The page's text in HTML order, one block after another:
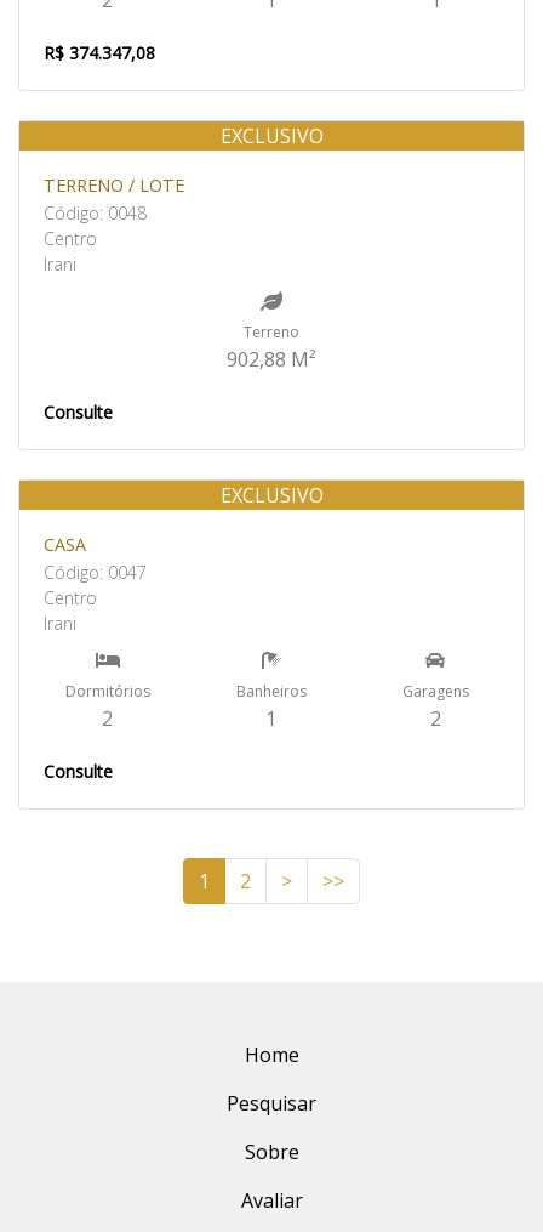
R$ 374.347,08
Venda
EXCLUSIVO
TERRENO / LOTE
Código: 0048
Centro
Irani
Terreno
902,88 M²
Consulte
Venda
EXCLUSIVO
CASA
Código: 0047
Centro
Irani
Dormitórios
2
Banheiros
1
Garagens
2
Consulte
1 2 > >>
Home
Pesquisar
Sobre
Avaliar